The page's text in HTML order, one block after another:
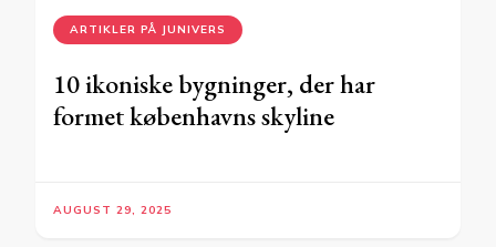
ARTIKLER PÅ JUNIVERS
10 ikoniske bygninger, der har
formet københavns skyline
AUGUST 29, 2025